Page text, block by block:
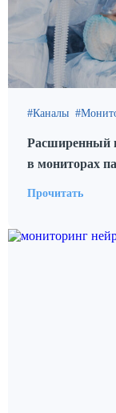
Каналы
Расширенный
в мониторах
Прочитать